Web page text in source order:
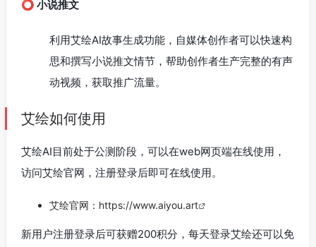
⭕️ 小说推文
利用艾绘AI故事生成功能，自媒体创作者可以快速构
思和撰写小说推文情节，帮助创作者生产完整的有声
动视频，获取推广流量。
艾绘如何使用
艾绘AI目前处于公测阶段，可以在web网页端在线使用，
访问艾绘官网，注册登录后即可在线使用。
艾绘官网： https://www.aiyou.art
新用户注册登录后可获赠200积分，每天登录艾绘还可以免